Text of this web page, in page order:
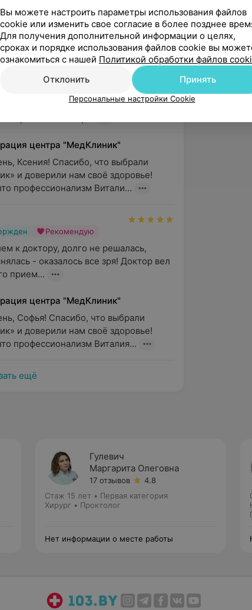
Ксения! Спасибо, что выбрали
и доверили нам своё здоровье!
профессионализм Витали...
врачу-проктологу
оперативно разобраться с
просто после пр...
центра "МедКлиник"
Ксения! Спасибо, что выбрали
и доверили нам своё здоровье!
профессионализм Витали...
Рекомендую
к доктору, долго не решалась,
- оказалось все зря! Доктор вел
прием...
центра "МедКлиник"
Софья! Спасибо, что выбрали
и доверили нам своё здоровье!
профессионализм Виталия...
ещё
Гулевич
Маргарита Олеговна
17 отзывов
4.8
Стаж 15 лет • Первая категория
Хирург • Проктолог
Нет информации о месте работы
Вы можете настроить параметры использования файлов
cookie или изменить свое согласие в более позднее
Для получения дополнительной информации о целях,
сроках и порядке использования файлов cookie вы
ознакомиться с нашей Политикой обработки файлов
Отклонить
Принять
Персональные настройки Cookie